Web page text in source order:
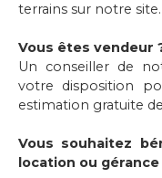
terrains sur notre site.
Vous êtes vendeur
Un conseiller de
votre disposition
estimation gratuite
Vous souhaitez
location ou gérance